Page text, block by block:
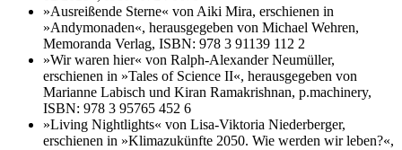
»Ausreißende Sterne« von Aiki Mira, erschienen in
»Andymonaden«, herausgegeben von Michael Wehren,
Memoranda Verlag, ISBN: 978 3 91139 112 2
»Wir waren hier« von Ralph-Alexander Neumüller,
erschienen in »Tales of Science II«, herausgegeben von
Marianne Labisch und Kiran Ramakrishnan, p.machinery,
ISBN: 978 3 95765 452 6
»Living Nightlights« von Lisa-Viktoria Niederberger,
erschienen in »Klimazukünfte 2050. Wie werden wir leben?«,